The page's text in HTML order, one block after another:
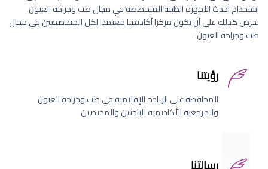
استخدام أحدث الأجهزة الطبية المتخصصة في مجال طب وجراحة العيون.
نحرص كذلك على أن نكون مركزا أكاديميا معتمدا لكل المتخصصين في مجال
طب وجراحة العيون.
رؤيتنا
المحافظة على الريادة الإقليمية في طب وجراحة العيون
والمرجعية الأكاديمية للباحثين والمختصين